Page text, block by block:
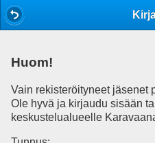
Huom!
Vain rekisteröityneet jäsenet
Ole hyvä ja kirjaudu sisään
keskustelualueelle